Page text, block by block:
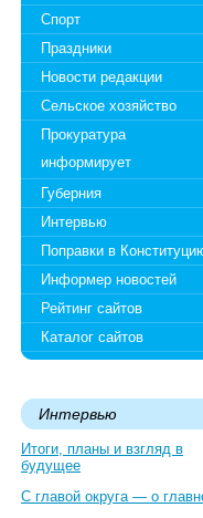
Спорт
Праздники
Новости редакции
Сельское хозяйство
Прокуратура
информирует
Губерния
Интервью
Поправки в
Информер новостей
Рейтинг сайтов
Каталог сайтов
Интервью
Итоги, планы и взгляд в
будущее
С главой округа — о